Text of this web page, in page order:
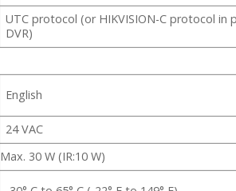
UTC protocol (or HIKVISION-C protocol in
DVR)
English
24 VAC
Max. 30 W (IR:10 W)